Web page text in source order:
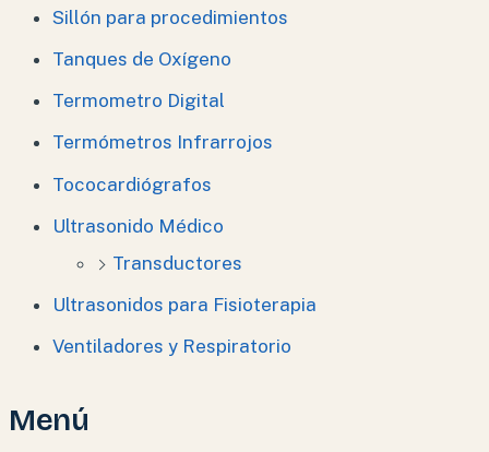
Sillón para procedimientos
Tanques de Oxígeno
Termometro Digital
Termómetros Infrarrojos
Tococardiógrafos
Ultrasonido Médico
Transductores
Ultrasonidos para Fisioterapia
Ventiladores y Respiratorio
Menú